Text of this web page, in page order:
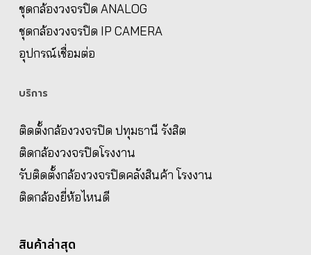
ชุดกล้องวงจรปิด ANALOG
ชุดกล้องวงจรปิด IP CAMERA
อุปกรณ์เชื่อมต่อ
บริการ
ติดตั้งกล้องวงจรปิด ปทุมธานี รังสิต
ติดกล้องวงจรปิดโรงงาน
รับติดตั้งกล้องวงจรปิดคลังสินค้า โรงงาน
ติดกล้องยี่ห้อไหนดี
สินค้าล่าสุด